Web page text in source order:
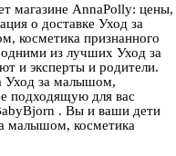
магазине AnnaPolly: цены,
о доставке Уход за
косметика признанного
из лучших Уход за
и эксперты и родители.
Уход за малышом,
подходящую для вас
. Вы и ваши дети
малышом, косметика